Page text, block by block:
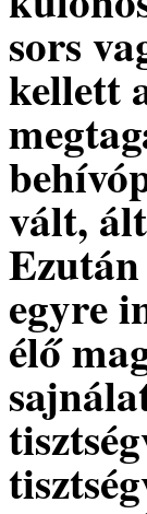
sors
kellett
vált,
egyre
élő